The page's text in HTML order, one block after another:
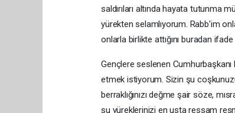
saldırıları altında hayata tutunma
yürekten selamlıyorum. Rabb'im
onlarla birlikte attığını buradan
Gençlere seslenen
etmek istiyorum. Sizin şu
berraklığınızı değme şair söze,
şu yüreklerinizi en usta ressam